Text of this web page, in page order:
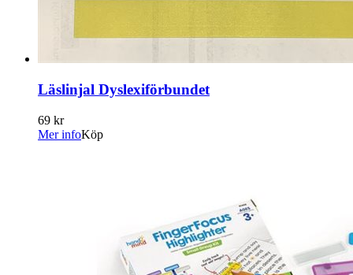
Läslinjal Dyslexiförbundet
69 kr
Mer infoKöp